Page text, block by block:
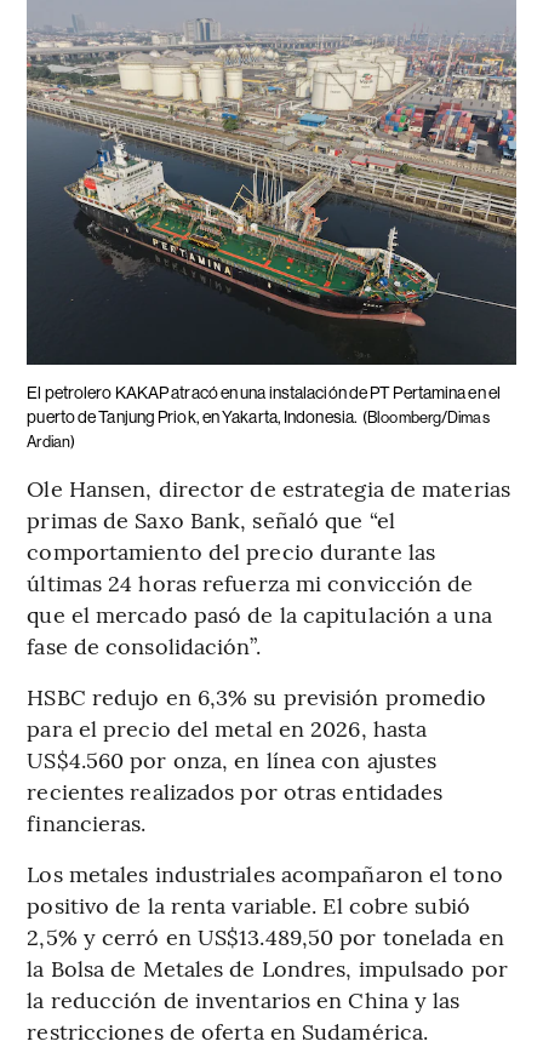
El petrolero KAKAP atracó en una instalación de PT Pertamina en el
puerto de Tanjung Priok, en Yakarta, Indonesia. (Bloomberg/Dimas
Ardian)
Ole Hansen, director de estrategia de materias
primas de Saxo Bank, señaló que “el
comportamiento del precio durante las
últimas 24 horas refuerza mi convicción de
que el mercado pasó de la capitulación a una
fase de consolidación”.
HSBC redujo en 6,3% su previsión promedio
para el precio del metal en 2026, hasta
US$4.560 por onza, en línea con ajustes
recientes realizados por otras entidades
financieras.
Los metales industriales acompañaron el tono
positivo de la renta variable. El cobre subió
2,5% y cerró en US$13.489,50 por tonelada en
la Bolsa de Metales de Londres, impulsado por
la reducción de inventarios en China y las
restricciones de oferta en Sudamérica.